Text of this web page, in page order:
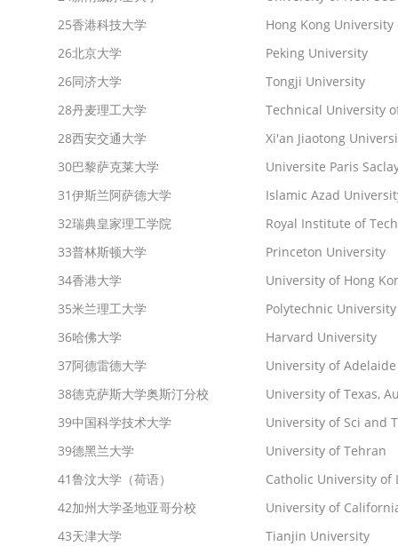
25香港科技大学
Hong Kong University
26北京大学
Peking University
26同济大学
Tongji University
28丹麦理工大学
Technical University
28西安交通大学
Xi'an Jiaotong
30巴黎萨克莱大学
Universite Paris
31伊斯兰阿萨德大学
Islamic Azad
32瑞典皇家理工学院
Royal Institute of
33普林斯顿大学
Princeton University
34香港大学
University of Hong
35米兰理工大学
Polytechnic
36哈佛大学
Harvard University
37阿德雷德大学
University of Adelaide
38德克萨斯大学奥斯汀分校
University of Texas,
39中国科学技术大学
University of Sci and
39德黑兰大学
University of Tehran
41鲁汶大学（荷语）
Catholic University of
42加州大学圣地亚哥分校
University of
43天津大学
Tianjin University